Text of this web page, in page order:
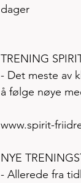
dager
TRENING
- Det meste av
å følge nøye
www.spirit-
NYE
- Allerede fra